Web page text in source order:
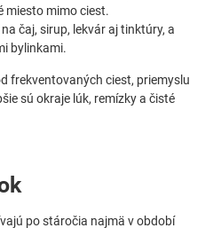
miesto mimo ciest.
čaj, sirup, lekvár aj tinktúry, a
bylinkami.
frekventovaných ciest, priemyslu
sú okraje lúk, remízky a čisté
po stáročia najmä v období